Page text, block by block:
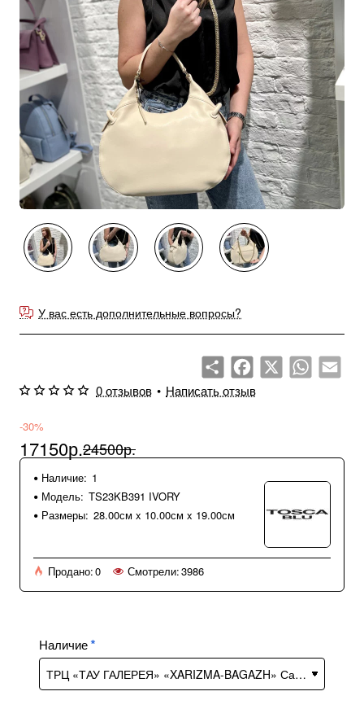
У вас есть дополнительные вопросы?
ShareFacebook
X WhatsApp
0 отзывов • Написать отзыв
-30%
17150р.24500р.
Наличие: 1
Модель: TS23KB391 IVORY
Размеры: 28.00см x 10.00см x 19.00см
Продано:0 Смотрели:3986
Наличие